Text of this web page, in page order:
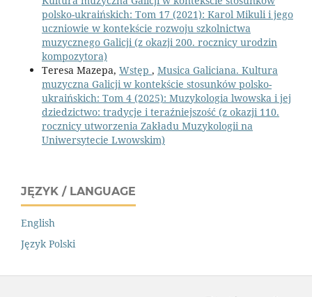
polsko-ukraińskich: Tom 17 (2021): Karol Mikuli i jego
uczniowie w kontekście rozwoju szkolnictwa
muzycznego Galicji (z okazji 200. rocznicy urodzin
kompozytora)
Teresa Mazepa, Wstęp , Musica Galiciana. Kultura
muzyczna Galicji w kontekście stosunków polsko-
ukraińskich: Tom 4 (2025): Muzykologia lwowska i jej
dziedzictwo: tradycje i teraźniejszość (z okazji 110.
rocznicy utworzenia Zakładu Muzykologii na
Uniwersytecie Lwowskim)
JĘZYK / LANGUAGE
English
Język Polski